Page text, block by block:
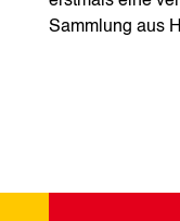
Sammlung aus